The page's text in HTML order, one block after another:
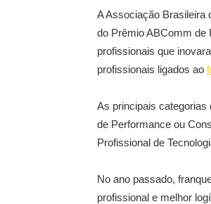
A Associação Brasileira
do Prêmio ABComm de
profissionais que
profissionais ligados ao
As principais
de Performance ou
Profissional de
No ano passado,
profissional e melhor